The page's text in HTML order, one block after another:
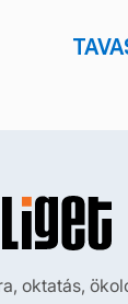
oktatás,